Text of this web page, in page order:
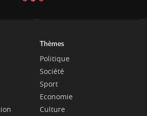
Thèmes
Politique
Société
Sport
Economie
Culture